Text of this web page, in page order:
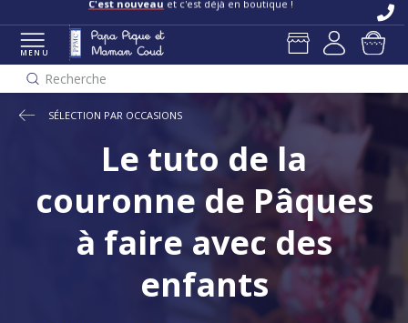
Livraisons et retours offertsen boutique
C'est nouveau et c'est déjà en boutique !
MENU
Recherche
SÉLECTION PAR OCCASIONS
Le tuto de la
couronne de Pâques
à faire avec des
enfants